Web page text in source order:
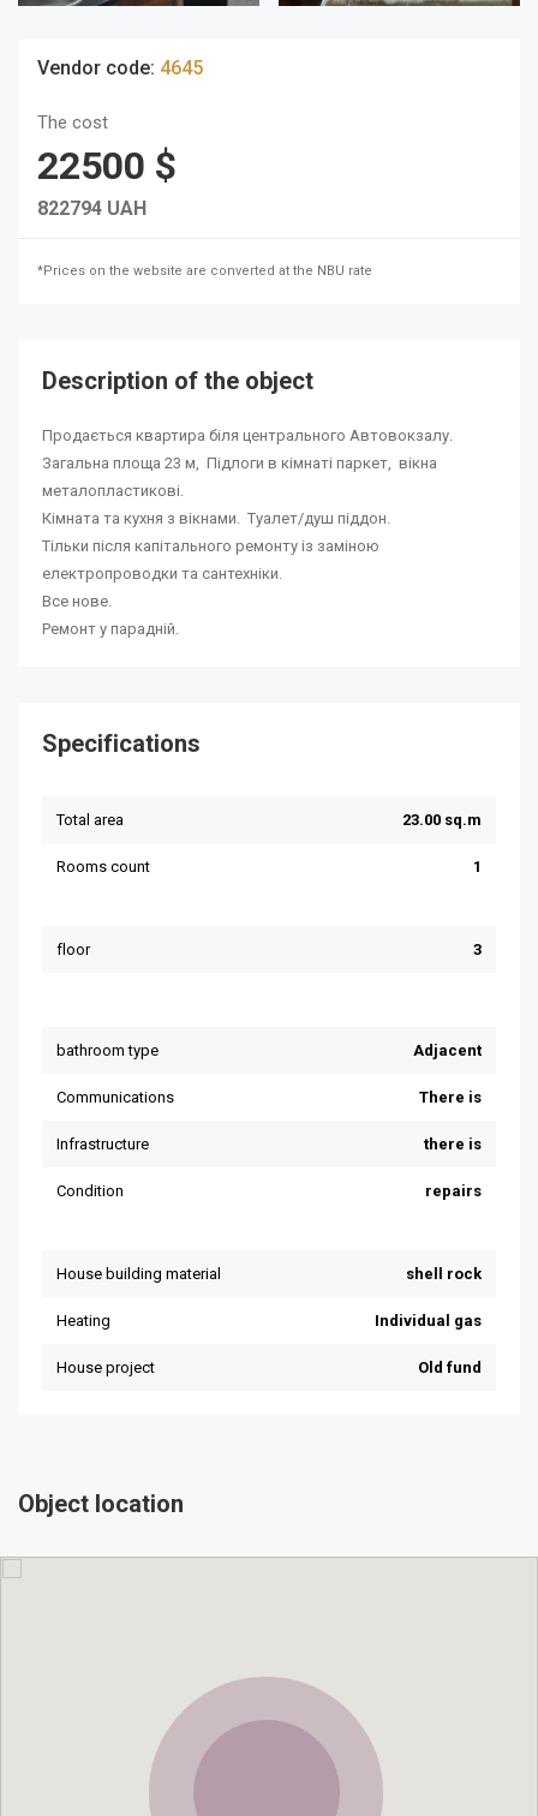
Vendor code: 4645
The cost
22500 $
822794 UAH
*Prices on the website are converted at the NBU rate
Description of the object
Продається квартира біля центрального Автовокзалу.
Загальна площа 23 м, Підлоги в кімнаті паркет, вікна
металопластикові.
Кімната та кухня з вікнами. Туалет/душ піддон.
Тільки після капітального ремонту із заміною
електропроводки та сантехніки.
Все нове.
Ремонт у парадній.
Specifications
Object location